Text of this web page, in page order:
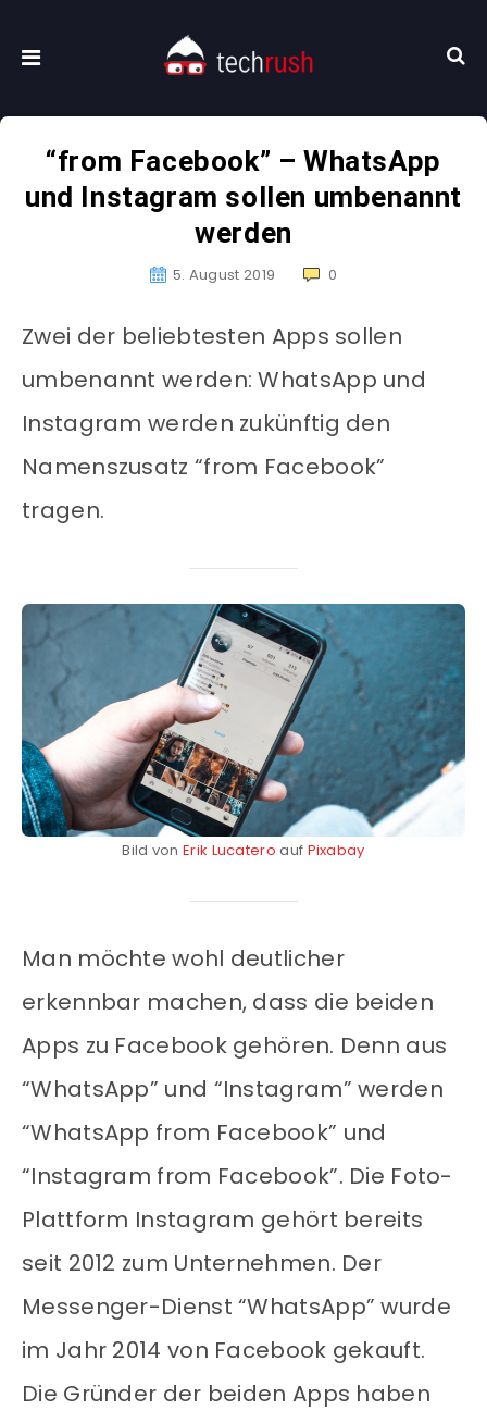
“from Facebook” – WhatsApp
und Instagram sollen umbenannt
werden
5. August 2019 0
Zwei der beliebtesten Apps sollen
umbenannt werden: WhatsApp und
Instagram werden zukünftig den
Namenszusatz “from Facebook”
tragen.
Bild vonErik Lucatero auf Pixabay
Man möchte wohl deutlicher
erkennbar machen, dass die beiden
Apps zu Facebook gehören. Denn aus
“WhatsApp” und “Instagram” werden
“WhatsApp from Facebook” und
“Instagram from Facebook”. Die Foto-
Plattform Instagram gehört bereits
seit 2012 zum Unternehmen. Der
Messenger-Dienst “WhatsApp” wurde
im Jahr 2014 von Facebook gekauft.
Die Gründer der beiden Apps haben